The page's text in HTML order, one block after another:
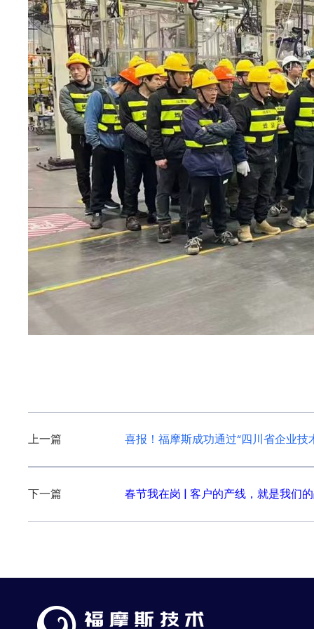
文
章
导
航
上一篇 喜报！福摩斯成功通过“四川省企业技
下一篇 春节我在岗 | 客户的产线，就是我们